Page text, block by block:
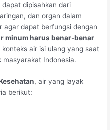
dipisahkan dari
dan organ dalam
agar dapat berfungsi dengan
minum harus benar-benar
konteks air isi ulang yang saat
masyarakat Indonesia.
, air yang layak
berikut: